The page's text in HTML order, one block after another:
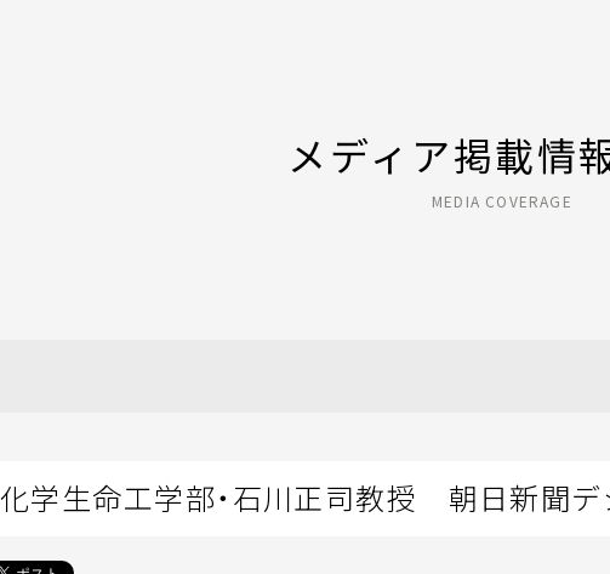
メディア掲載情
MEDIA COVERAGE
化学生命工学部・石川正司教授 朝日新聞